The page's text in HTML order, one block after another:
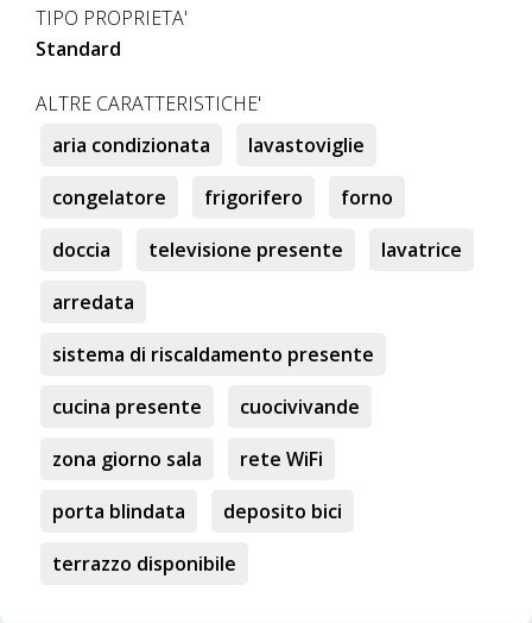
medio-lungo termine che nasce come garanzia per
l'inquilino: verifichiamo tutti gli appartamenti e le foto
nella massima tranquillità per evitare che qualcuno lo
faccia prima di te.
"affitta subito".
TIPO PROPRIETA'
Standard
ALTRE CARATTERISTICHE'
aria condizionata
lavastoviglie
congelatore
frigorifero
forno
doccia
televisione presente
lavatrice
arredata
sistema di riscaldamento presente
cucina presente
cuocivivande
zona giorno sala
rete WiFi
porta blindata
deposito bici
terrazzo disponibile